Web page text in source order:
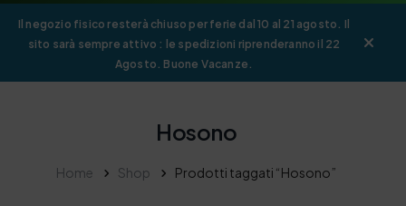
Il negozio fisico resterà chiuso per ferie dal 10 al 21 agosto. Il
sito sarà sempre attivo : le spedizioni riprenderanno il 22
Agosto. Buone Vacanze.
Hosono
Home Shop Prodotti taggati “Hosono”